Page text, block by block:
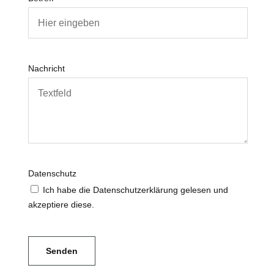
Nachricht
Datenschutz
Ich habe die Datenschutzerklärung gelesen und
akzeptiere diese.
Senden